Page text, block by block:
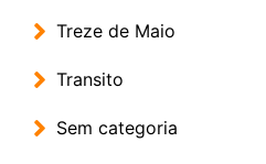
Treze de Maio
Transito
Sem categoria